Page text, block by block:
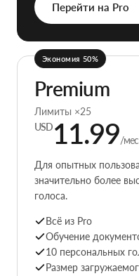
Перейти на Pro
Экономия 50%
Premium
Лимиты ×25
USD11.99/мес
Для опытных
значительно более
голоса.
Всё из Pro
Обучение
10 персональных
Размер